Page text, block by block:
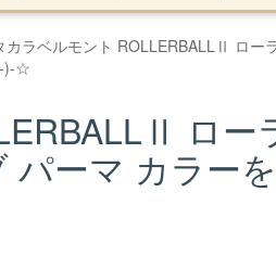
カラベルモント ROLLERBALLⅡ ロー
)-☆
ロー
パーマ カラー